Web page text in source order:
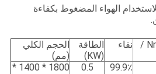
الهواء المضغوط بكفاءة
السعة (Nm3 /
نقاء
الطاقة
(KW)
الحجم الكلي
(مم)
99.9٪
0.5
1800 * 1400 *